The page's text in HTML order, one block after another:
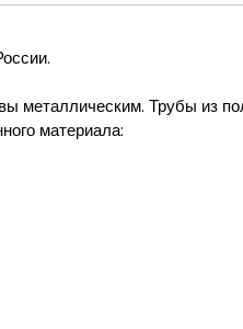
металлическим. Трубы из
материала: